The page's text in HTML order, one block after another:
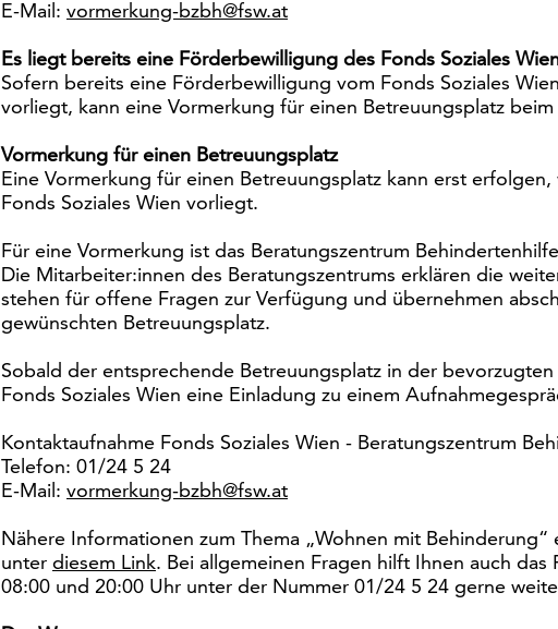
E-Mail: vormerkung-bzbh@fsw.at
Es liegt bereits eine Förderbewilligung des Fonds Soziales
Sofern bereits eine Förderbewilligung vom Fonds Soziales
vorliegt, kann eine Vormerkung für einen Betreuungsplatz
Vormerkung für einen Betreuungsplatz
Eine Vormerkung für einen Betreuungsplatz kann erst
Fonds Soziales Wien vorliegt.
Für eine Vormerkung ist das Beratungszentrum
Die Mitarbeiter:innen des Beratungszentrums erklären die
stehen für offene Fragen zur Verfügung und übernehmen
gewünschten Betreuungsplatz.
Sobald der entsprechende Betreuungsplatz in der
Fonds Soziales Wien eine Einladung zu einem
Kontaktaufnahme Fonds Soziales Wien - Beratungszentrum
Telefon: 01/24 5 24
E-Mail: vormerkung-bzbh@fsw.at
Nähere Informationen zum Thema „Wohnen mit Behinderung“
unter diesem Link. Bei allgemeinen Fragen hilft Ihnen auch das
08:00 und 20:00 Uhr unter der Nummer 01/24 5 24 gerne